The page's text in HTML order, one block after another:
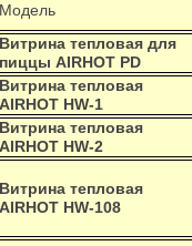
Модель
Витрина тепловая для
пиццы AIRHOT PD
Витрина тепловая
AIRHOT HW-1
Витрина тепловая
AIRHOT HW-2
Витрина тепловая
AIRHOT HW-108